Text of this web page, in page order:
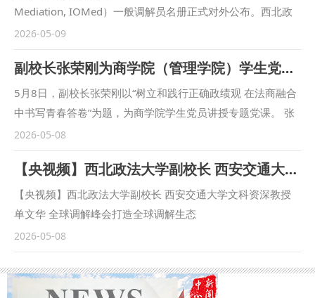
Mediation, IOMed）一般调解员名册正式对外公布。西北政
法大学副校长、西安交通大学文科资深教授单文华获中华人民
共和国政府指派，入选该名册，为中国指定的24位调解员（内
地12名，香港12名）之一。 国际调解院成立于2025年，是全
球首个专门致力于国际争端调解的政府间法律机构。根据《关
于建立国际调解院的公约》，其制度框架涵盖国家与国家之
间、国家与他国国民之间，以及经当事人同意的国际商事主体
之间的争议调解，为国际投资及商事争议提供制度化、和平化
的解决途径。截至目前，公约签署国已由成立时的37个增至
41个，已完成批约的缔约国数量由8个增至13个。 一般调解
员名册中的调解员主要处理国际商事争议（即私人主体之间的
对单文华教授深厚学术积淀的高度肯定，亦是对其长期致力于
推动国际法治进程、服务国家涉外法治建设的有力认可。 国
2026-05-09
副校长张荣刚为商学院（管理学院）学生党员讲授专题党课
5月8日，副校长张荣刚以“树立和践行正确政绩观 在法商融合
中书写青春答卷”为题，为商学院学生党员讲授专题党课。 张
荣刚围绕习近平总书记关于树立和践行正确政绩观的重要论
述，结合高校领域近年来发生的典型违纪案例，深刻剖析了政
绩观偏差的严重危害。他强调，高校党员干部树立正确政绩观
的核心在于：工作出发点要落在为师生服务上，而非追求个人
显绩；推进过程必须尊重规律、实事求是；最终成效要靠实干
说话，不能以“留痕”代替落实。 针对商学院学生专业特点，张
荣刚表示，要夯实专业基础，把财务、审计等专业能力练成真
本领，不搞表面功夫；要真诚服务同学，党支部工作应聚焦就
业帮扶、学业指导等实际需求，力戒形式主义；要严守诚信底
2026-05-08
【央视频】西北政法大学副校长 西安交通大学文科资深教授 单文华 全球调解峰会打造全球调解生态
【央视频】西北政法大学副校长 西安交通大学文科资深教授
单文华 全球调解峰会打造全球调解生态
2026-05-08